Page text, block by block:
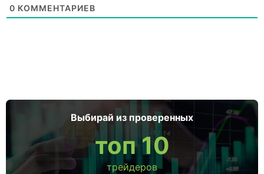
0 КОММЕНТАРИЕВ
Выбирай из проверенных
топ 10
трейдеров